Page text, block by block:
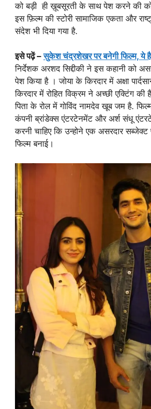
को बड़ी ही ख़ूबसूरती के साथ पेश करने‌ की
इस फ़िल्म की स्टोरी सामाजिक एकता और
संदेश भी दिया गया है.
इसे पढ़ें –सुकेश चंद्रशेखर पर बनेगी फिल्म, ये है
निर्देशक अरशद सिद्दीकी ने इस कहानी को
पेश किया है । जोया के किरदार में अक्षा
किरदार में रोहित विक्रम ने अच्छी एक्टिंग की
पिता के रोल में गोविंद नामदेव खूब जम है.
कंपनी ब्रांडेक्स एंटरटेनमेंट और अर्श संधू
करनी चाहिए कि उन्होने एक असरदार सब्जेक्ट
फिल्म बनाई।